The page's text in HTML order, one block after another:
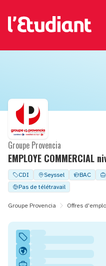
EMPLOYE COMMERCIAL
Groupe Provencia
CDI Seyssel BAC
Pas de télétravail
Groupe Provencia Offres